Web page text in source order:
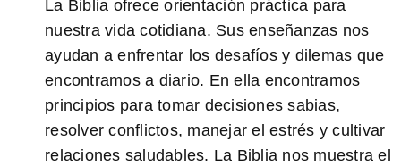
La Biblia ofrece orientación práctica para
nuestra vida cotidiana. Sus enseñanzas nos
ayudan a enfrentar los desafíos y dilemas que
encontramos a diario. En ella encontramos
principios para tomar decisiones sabias,
resolver conflictos, manejar el estrés y cultivar
relaciones saludables. La Biblia nos muestra el